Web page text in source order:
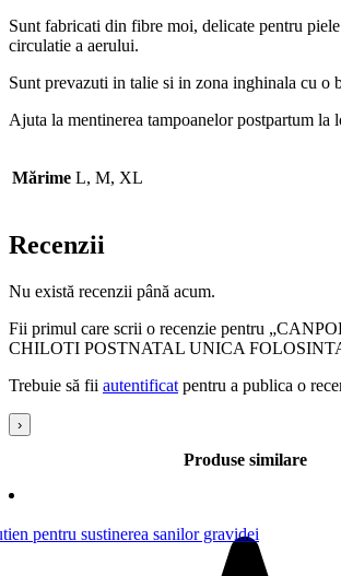
Sunt fabricati din fibre moi, delicate pentru
circulatie a aerului.
Sunt prevazuti in talie si in zona inghinala cu o
Ajuta la mentinerea tampoanelor postpartum la
Mărime L, M, XL
Recenzii
Nu există recenzii până acum.
Fii primul care scrii o recenzie pentru
CHILOTI POSTNATAL UNICA
Trebuie să fii autentificat pentru a publica o
›
Produse similare